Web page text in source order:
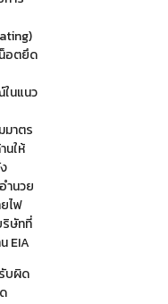
อตยึด
นแนว
มาตร
นให้
ำนวย
ไฟ
ริษัทที่
EIA
บผิด